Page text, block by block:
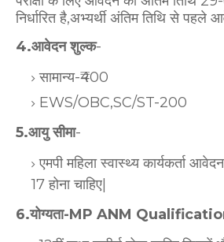
निर्धारित है,अभ्यर्थी अंतिम तिथि से पहले
4.आवेदन शुल्क-
सामान्य-₹400
EWS/OBC,SC/ST-200
5.आयु सीमा-
एमपी महिला स्वास्थ्य कार्यकर्ता
17 होना चाहिए|
6.योग्यता-MP ANM